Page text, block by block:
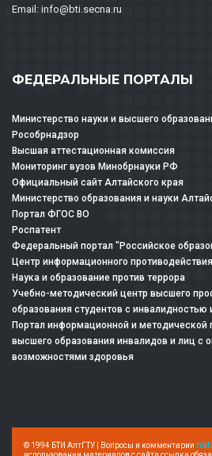
Email: info@bti.secna.ru
ФЕДЕРАЛЬНЫЕ ПОРТАЛЫ
Министерство науки и высшего
Рособрнадзор
Высшая аттестационная комиссия
Мониторинг вузов Минобрнауки РФ
Официальный сайт Алтайского края
Министерство образования и науки
Портал ФГОС ВО
Роспатент
Федеральный портал "Российское
Центр информационного
Наука и образование против террора
Учебно-методический центр высшего
образования студентов с инвалидностью
Портал информационной и методической
высшего образования инвалидов и лиц с
возможностями здоровья
© 1994 БТИ АлтГТУ | Вопросы и комментарии